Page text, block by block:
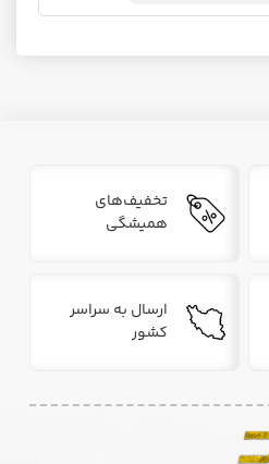
تخفیف‌های
همیشگی
ارسال به سراسر
کشور